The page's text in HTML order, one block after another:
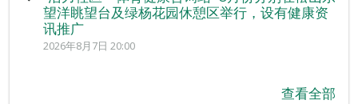
望洋眺望台及绿杨花园休憩区举行，设有健康资
讯推广
2026年8月7日 20:00
查看全部